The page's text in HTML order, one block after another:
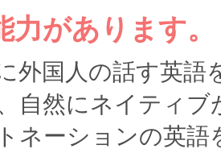
力があります。
外国人の話す英語
自然にネイティブ
ネーションの英語